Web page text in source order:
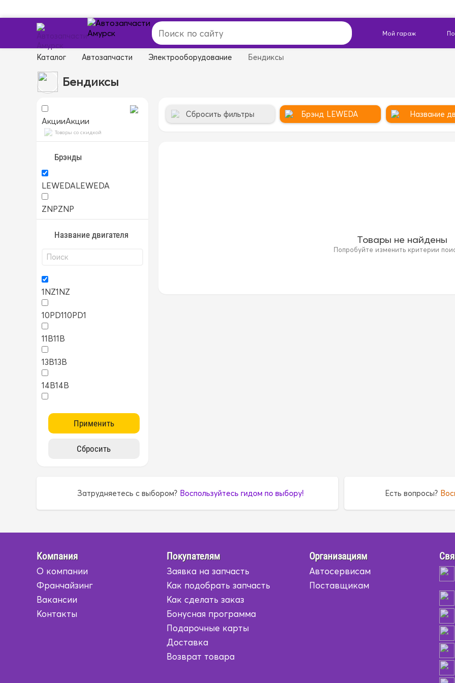
Каталог Автозапчасти Электрооборудование Бендиксы
Бендиксы
АкцииАкции
Товары со скидкой
Брэнды
LEWEDALEWEDA
ZNPZNP
Название двигателя
1NZ1NZ
10PD110PD1
11B11B
13B13B
14B14B
1AZ1AZ
1HZ1HZ
1KD 1KD
Сбросить фильтры Брэнд LEWEDA Название
Товары не найдены
Попробуйте изменить критерии
Затрудняетесь с выбором? Воспользуйтесь гидом по выбору! Есть вопросы?
Компания
О компании
Франчайзинг
Вакансии
Контакты
Покупателям
Заявка на запчасть
Как подобрать запчасть
Как сделать заказ
Бонусная программа
Подарочные карты
Доставка
Возврат товара
Организациям
Автосервисам
Поставщикам